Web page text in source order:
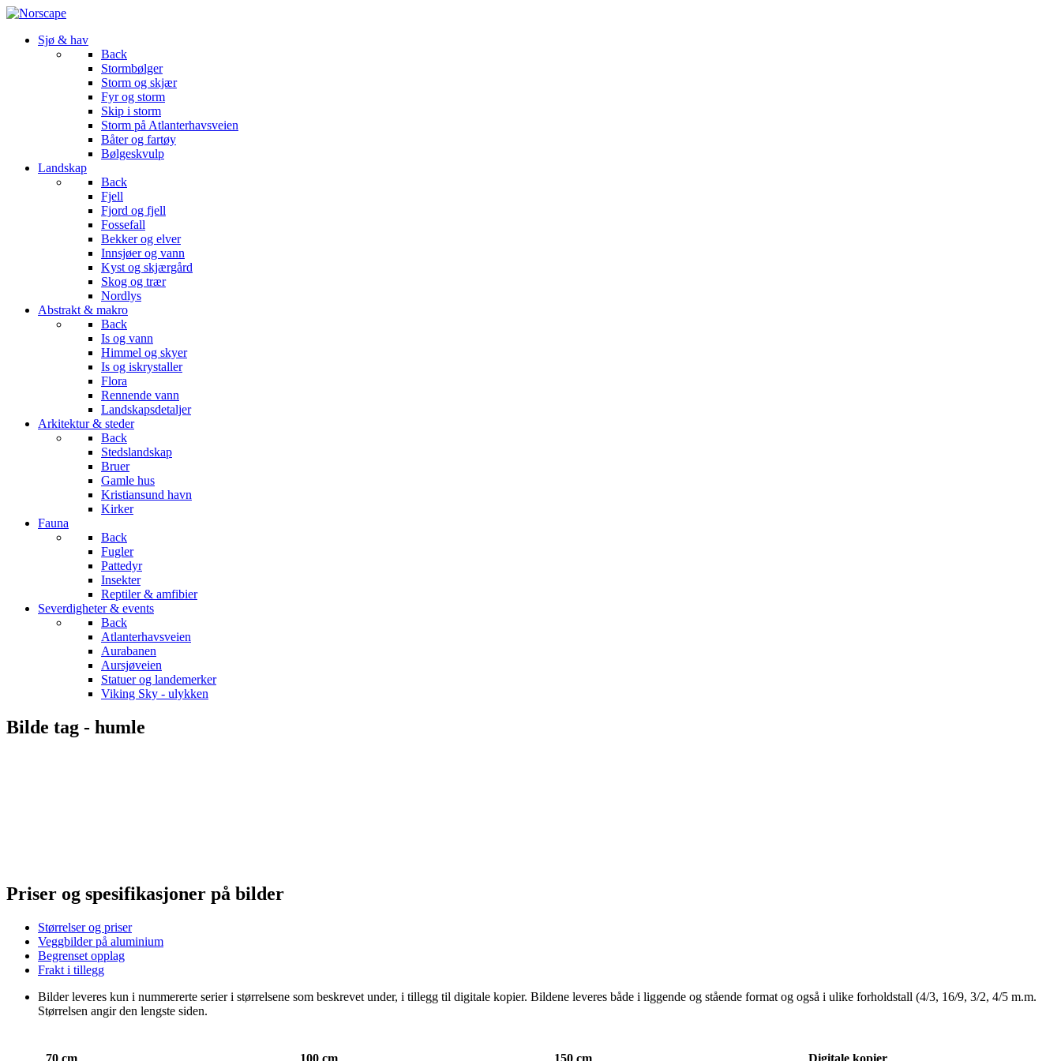
Sjø & hav
Back
Stormbølger
Storm og skjær
Fyr og storm
Skip i storm
Storm på Atlanterhavsveien
Båter og fartøy
Bølgeskvulp
Landskap
Back
Fjell
Fjord og fjell
Fossefall
Bekker og elver
Innsjøer og vann
Kyst og skjærgård
Skog og trær
Nordlys
Abstrakt & makro
Back
Is og vann
Himmel og skyer
Is og iskrystaller
Flora
Rennende vann
Landskapsdetaljer
Arkitektur & steder
Back
Stedslandskap
Bruer
Gamle hus
Kristiansund havn
Kirker
Fauna
Back
Fugler
Pattedyr
Insekter
Reptiler & amfibier
Severdigheter & events
Back
Atlanterhavsveien
Aurabanen
Aursjøveien
Statuer og landemerker
Viking Sky - ulykken
Bilde tag - humle
Priser og spesifikasjoner på bilder
Størrelser og priser
Veggbilder på aluminium
Begrenset opplag
Frakt i tillegg
Bilder leveres kun i nummererte serier i størrelsene som beskrevet under, i tillegg til digitale kopier. Bildene leveres både i liggende og stående format og også i ulike forholdstall (4/3, 16/9, 3/2, 4/5 m.m.
Størrelsen angir den lengste siden.
70 cm 100 cm 150 cm Digitale kopier